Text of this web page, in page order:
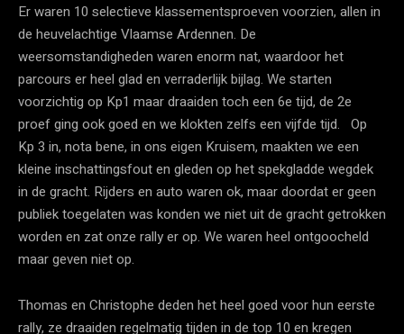
Er waren 10 selectieve klassementsproeven voorzien, allen in
de heuvelachtige Vlaamse Ardennen. De
weersomstandigheden waren enorm nat, waardoor het
parcours er heel glad en verraderlijk bijlag. We starten
voorzichtig op Kp1 maar draaiden toch een 6e tijd, de 2e
proef ging ook goed en we klokten zelfs een vijfde tijd. Op
Kp 3 in, nota bene, in ons eigen Kruisem, maakten we een
kleine inschattingsfout en gleden op het spekgladde wegdek
in de gracht. Rijders en auto waren ok, maar doordat er geen
publiek toegelaten was konden we niet uit de gracht getrokken
worden en zat onze rally er op. We waren heel ontgoocheld
maar geven niet op.
Thomas en Christophe deden het heel goed voor hun eerste
rally, ze draaiden regelmatig tijden in de top 10 en kregen